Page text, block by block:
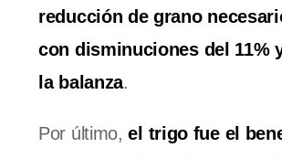
reducción de grano
con disminuciones del 11%
la balanza.
Por último,el trigo fue el